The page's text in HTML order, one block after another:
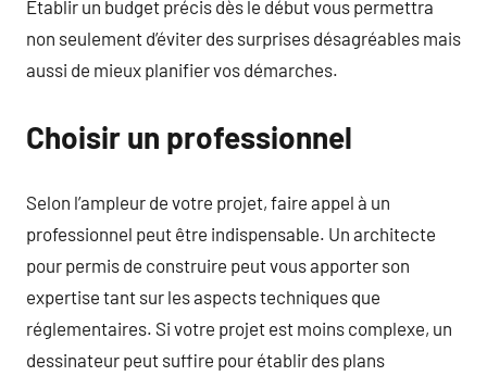
Établir un budget précis dès le début vous permettra
non seulement d’éviter des surprises désagréables mais
aussi de mieux planifier vos démarches.
Choisir un professionnel
Selon l’ampleur de votre projet, faire appel à un
professionnel peut être indispensable. Un architecte
pour permis de construire peut vous apporter son
expertise tant sur les aspects techniques que
réglementaires. Si votre projet est moins complexe, un
dessinateur peut suffire pour établir des plans